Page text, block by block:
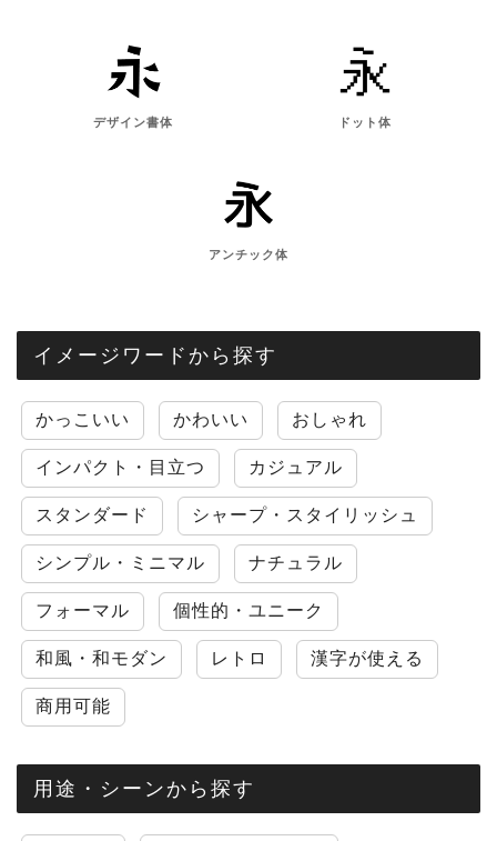
デザイン書体 ドット体
アンチック体
イメージワードから探す
かっこいい かわいい おしゃれ
インパクト・目立つ カジュアル
スタンダード シャープ・スタイリッシュ
シンプル・ミニマル ナチュラル
フォーマル 個性的・ユニーク
和風・和モダン レトロ 漢字が使える
商用可能
用途・シーンから探す